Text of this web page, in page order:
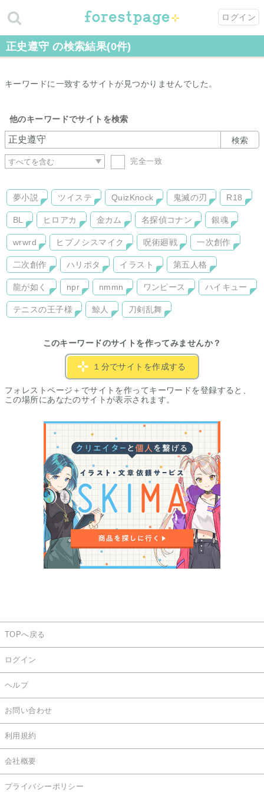
ログイン
正史遵守 の検索結果(0件)
キーワードに一致するサイトが見つかりませんでした。
他のキーワードでサイトを検索
検索
完全一致
夢小説 ツイステ QuizKnock 鬼滅の刃 R18
BL ヒロアカ 金カム 名探偵コナン 銀魂
wrwrd ヒプノシスマイク 呪術廻戦 一次創作
二次創作 ハリポタ イラスト 第五人格
龍が如く npr nmmn ワンピース ハイキュー
テニスの王子様 鯨人 刀剣乱舞
このキーワードのサイトを作ってみませんか？
１分でサイトを作成する
フォレストページ＋でサイトを作ってキーワードを登録すると、
この場所にあなたのサイトが表示されます。
TOPへ戻る
ログイン
ヘルプ
お問い合わせ
利用規約
会社概要
プライバシーポリシー